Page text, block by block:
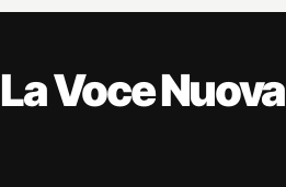
La Voce Nuova